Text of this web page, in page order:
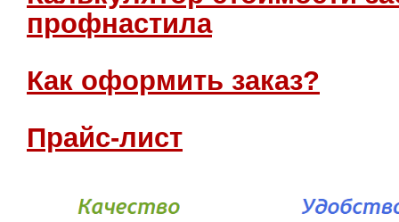
профнастила
Как оформить заказ?
Прайс-лист